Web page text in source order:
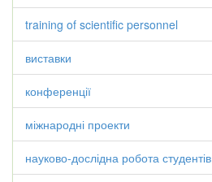
training of scientific personnel
виставки
конференції
міжнародні проекти
науково-дослідна робота студентів